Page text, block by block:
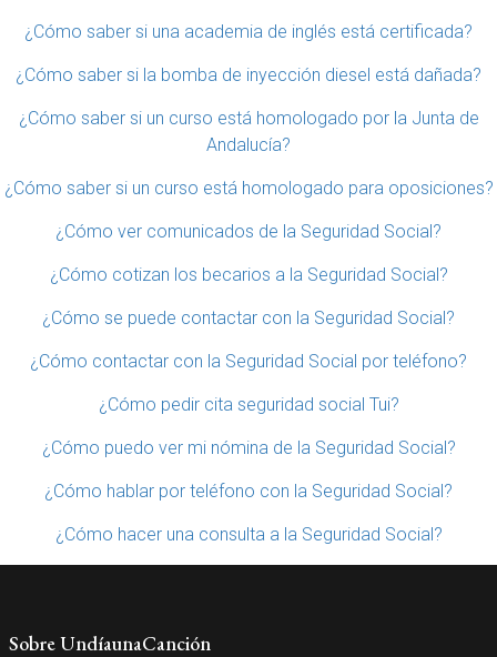
¿Cómo saber si una academia de inglés está certificada?
¿Cómo saber si la bomba de inyección diesel está dañada?
¿Cómo saber si un curso está homologado por la Junta de
Andalucía?
¿Cómo saber si un curso está homologado para oposiciones?
¿Cómo ver comunicados de la Seguridad Social?
¿Cómo cotizan los becarios a la Seguridad Social?
¿Cómo se puede contactar con la Seguridad Social?
¿Cómo contactar con la Seguridad Social por teléfono?
¿Cómo pedir cita seguridad social Tui?
¿Cómo puedo ver mi nómina de la Seguridad Social?
¿Cómo hablar por teléfono con la Seguridad Social?
¿Cómo hacer una consulta a la Seguridad Social?
Sobre UndíaunaCanción